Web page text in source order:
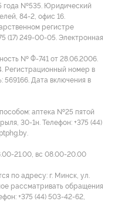
года №535. Юридический
84-2, офис 16.
регистре
(17) 249-00-05. Электронная
№ Ф-741 от 28.06.2006.
Регистрационный номер в
Дата включения в
аптека №25 пятой
30-1н. Телефон: +375 (44)
21.00, вс 08.00-20.00
по адресу: г. Минск, ул.
рассматривать обращения
+375 (44) 503-42-62,